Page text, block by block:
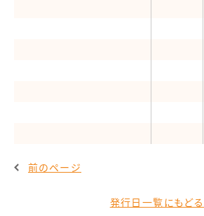
前のページ
発行日一覧にもどる